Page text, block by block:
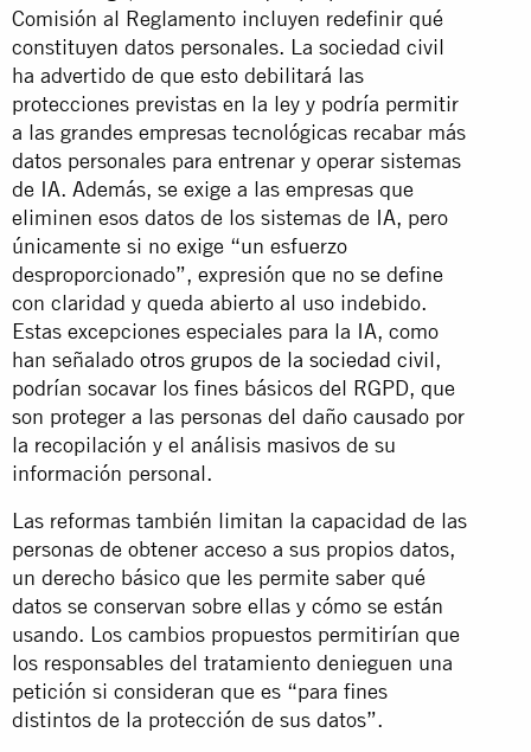
Comisión al Reglamento incluyen redefinir qué
constituyen datos personales. La sociedad civil
ha advertido de que esto debilitará las
protecciones previstas en la ley y podría permitir
a las grandes empresas tecnológicas recabar más
datos personales para entrenar y operar sistemas
de IA. Además, se exige a las empresas que
eliminen esos datos de los sistemas de IA, pero
únicamente si no exige “un esfuerzo
desproporcionado”, expresión que no se define
con claridad y queda abierto al uso indebido.
Estas excepciones especiales para la IA, como
han señalado otros grupos de la sociedad civil,
podrían socavar los fines básicos del RGPD, que
son proteger a las personas del daño causado por
la recopilación y el análisis masivos de su
información personal.
Las reformas también limitan la capacidad de las
personas de obtener acceso a sus propios datos,
un derecho básico que les permite saber qué
datos se conservan sobre ellas y cómo se están
usando. Los cambios propuestos permitirían que
los responsables del tratamiento denieguen una
petición si consideran que es “para fines
distintos de la protección de sus datos”.